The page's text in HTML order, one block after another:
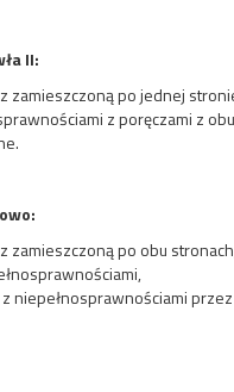
II:
zamieszczoną po jednej
z poręczami z
zamieszczoną po obu
niepełnosprawnościami